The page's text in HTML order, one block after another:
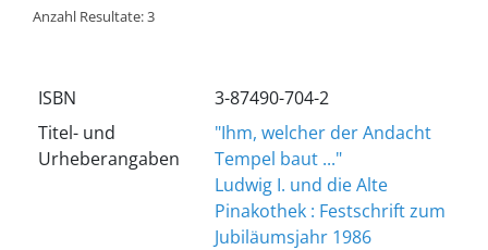
Anzahl Resultate: 3
ISBN
3-87490-704-2
Titel- und
Urheberangaben
"Ihm, welcher der Andacht
Tempel baut ..."
Ludwig I. und die Alte
Pinakothek : Festschrift zum
Jubiläumsjahr 1986